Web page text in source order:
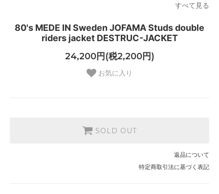
すべて見る
80's MEDE IN Sweden JOFAMA Studs double
riders jacket DESTRUC-JACKET
24,200円(税2,200円)
お気に入り
SOLD OUT
返品について
特定商取引法に基づく表記